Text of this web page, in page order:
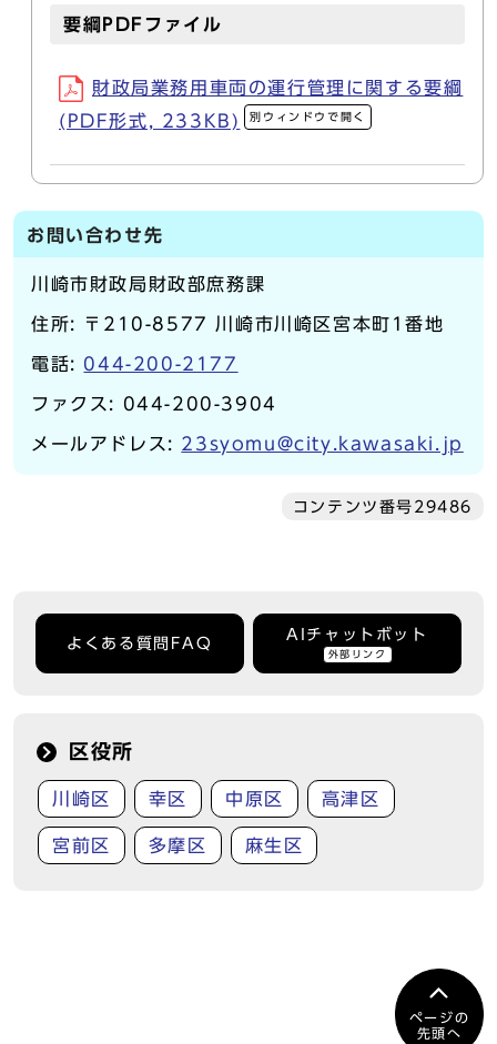
要綱PDFファイル
財政局業務用車両の運行管理に関する要綱
(PDF形式, 233KB)
別ウィンドウで開く
お問い合わせ先
川崎市財政局財政部庶務課
住所: 〒210-8577 川崎市川崎区宮本町1番地
電話: 044-200-2177
ファクス: 044-200-3904
メールアドレス: 23syomu@city.kawasaki.jp
コンテンツ番号29486
よくある質問FAQ
AIチャットボット
外部リンク
区役所
川崎区 幸区 中原区 高津区
宮前区 多摩区 麻生区
ページの
先頭へ